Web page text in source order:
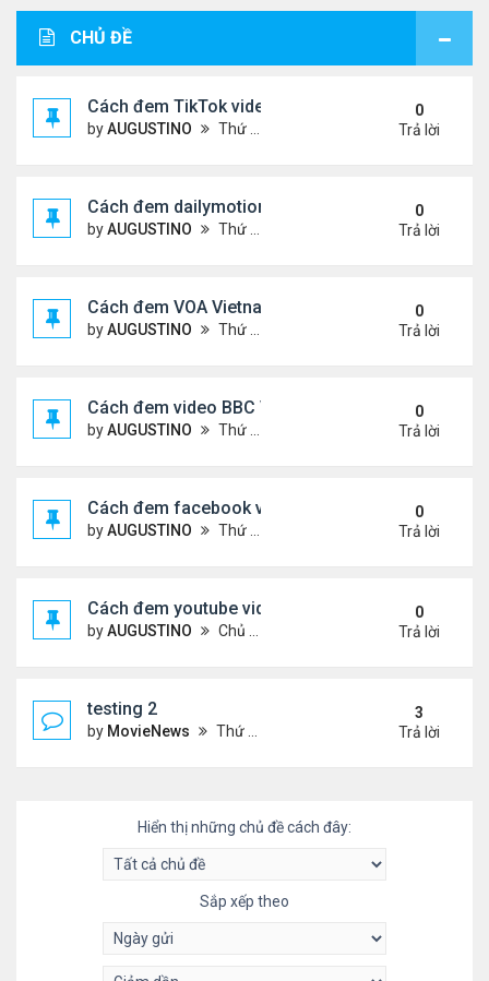
CHỦ ĐỀ
Cách đem TikTok video vào diễn đàn
byAUGUSTINO Thứ 4 Tháng 11 11, 2020 11:44 am
0
Trả lời
Cách đem dailymotion video vào diễn đàn
byAUGUSTINO Thứ 5 Tháng 10 15, 2020 12:14 pm
0
Trả lời
Cách đem VOA Vietnamese vào diễn đàn
byAUGUSTINO Thứ 5 Tháng 10 15, 2020 11:08 am
0
Trả lời
Cách đem video BBC Việt vào diễn đàn
byAUGUSTINO Thứ 5 Tháng 10 15, 2020 10:34 am
0
Trả lời
Cách đem facebook video vào diễn đàn
byAUGUSTINO Thứ 4 Tháng 10 14, 2020 10:42 pm
0
Trả lời
Cách đem youtube video vào diễn đàn
byAUGUSTINO Chủ nhật Tháng 10 11, 2020 8:50 pm
0
Trả lời
testing 2
by MovieNews Thứ 4 Tháng 10 14, 2020 10:16 pm
3
Trả lời
Hiển thị những chủ đề cách đây:
Sắp xếp theo